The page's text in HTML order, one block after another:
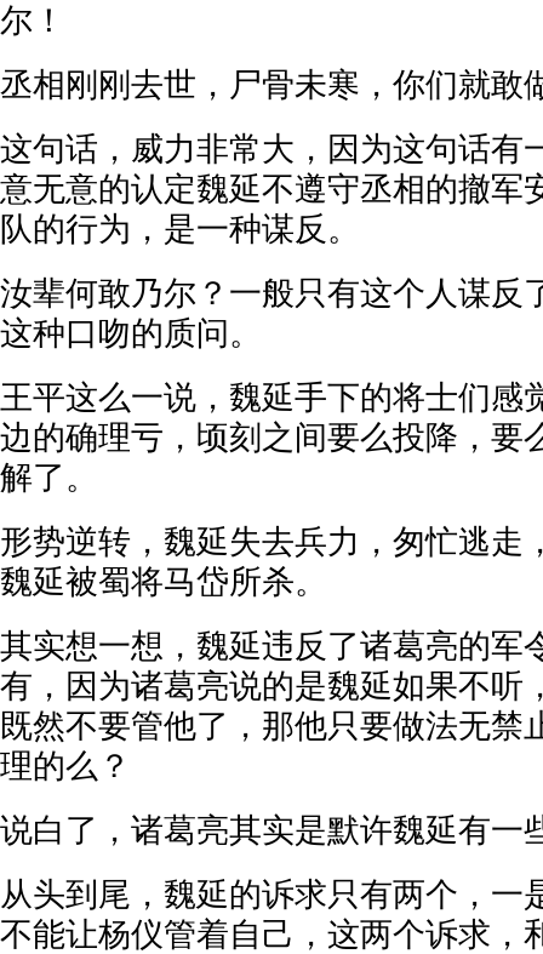
尔！
丞相刚刚去世，尸骨未寒，你们就敢
这句话，威力非常大，因为这句话有
意无意的认定魏延不遵守丞相的撤军
队的行为，是一种谋反。
汝辈何敢乃尔？一般只有这个人谋反
这种口吻的质问。
王平这么一说，魏延手下的将士们感
边的确理亏，顷刻之间要么投降，要
解了。
形势逆转，魏延失去兵力，匆忙逃走
魏延被蜀将马岱所杀。
其实想一想，魏延违反了诸葛亮的军
有，因为诸葛亮说的是魏延如果不听
既然不要管他了，那他只要做法无禁
理的么？
说白了，诸葛亮其实是默许魏延有一
从头到尾，魏延的诉求只有两个，一
不能让杨仪管着自己，这两个诉求，